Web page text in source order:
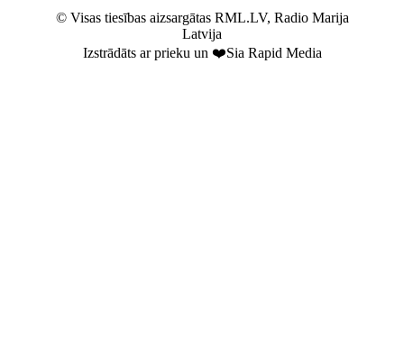
© Visas tiesības aizsargātas RML.LV, Radio Marija
Latvija
Izstrādāts ar prieku un ❤️Sia Rapid Media